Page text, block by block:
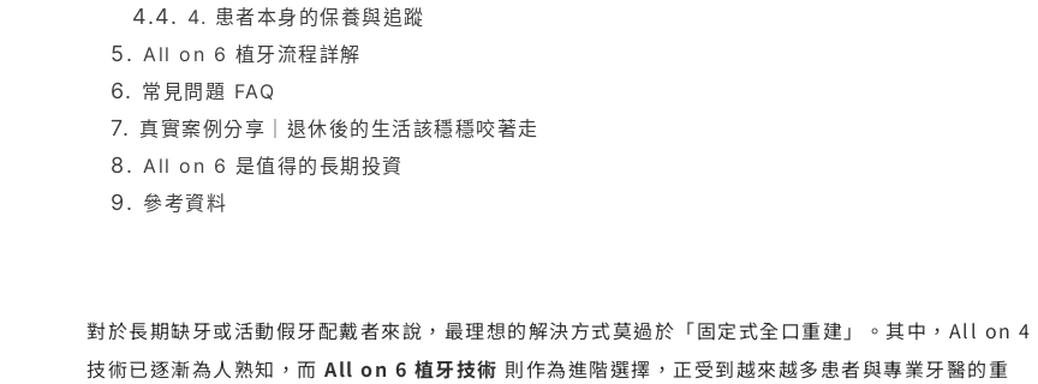
4. 患者本身的保養與追蹤
All on 6 植牙流程詳解
常見問題 FAQ
真實案例分享｜退休後的生活該穩穩咬著走
All on 6 是值得的長期投資
參考資料
對於長期缺牙或活動假牙配戴者來說，最理想的解決方式莫過於「固定式全口重建」。其中，All on 4
技術已逐漸為人熟知，而 All on 6 植牙技術 則作為進階選擇，正受到越來越多患者與專業牙醫的重